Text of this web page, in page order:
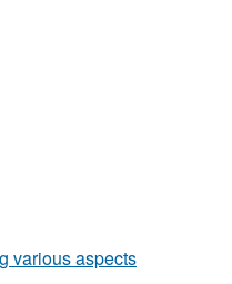
various aspects